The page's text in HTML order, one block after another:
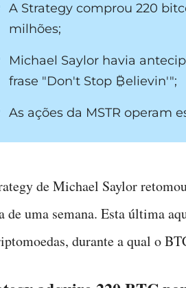
A Strategy comprou 220
milhões;
Michael Saylor havia
frase "Don't Stop ₿elievin'";
As ações da MSTR operam
de Michael Saylor
de uma semana. Esta última
durante a qual o